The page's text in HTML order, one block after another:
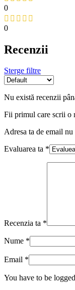
0
0
Recenzii
Sterge filtre
Nu există recenzii
Fii primul care scrii o
Adresa ta de email
Evaluarea ta *
Recenzia ta *
Nume *
Email *
You have to be